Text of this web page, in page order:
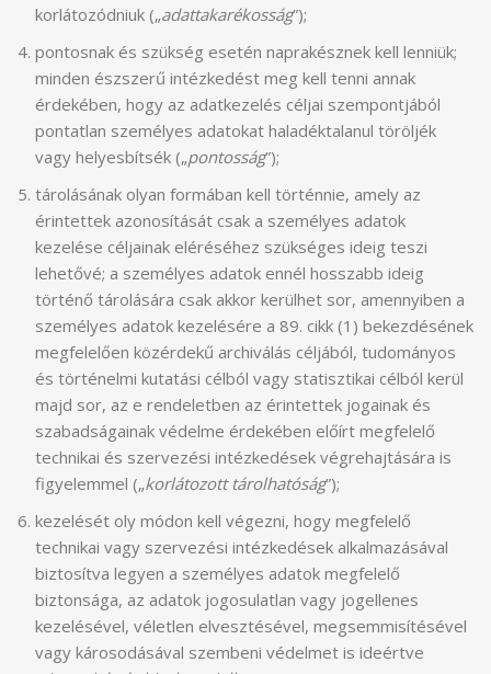
korlátozódniuk („adattakarékosság”);
pontosnak és szükség esetén naprakésznek kell lenniük;
minden észszerű intézkedést meg kell tenni annak
érdekében, hogy az adatkezelés céljai szempontjából
pontatlan személyes adatokat haladéktalanul töröljék
vagy helyesbítsék („pontosság”);
tárolásának olyan formában kell történnie, amely az
érintettek azonosítását csak a személyes adatok
kezelése céljainak eléréséhez szükséges ideig teszi
lehetővé; a személyes adatok ennél hosszabb ideig
történő tárolására csak akkor kerülhet sor, amennyiben a
személyes adatok kezelésére a 89. cikk (1) bekezdésének
megfelelően közérdekű archiválás céljából, tudományos
és történelmi kutatási célból vagy statisztikai célból kerül
majd sor, az e rendeletben az érintettek jogainak és
szabadságainak védelme érdekében előírt megfelelő
technikai és szervezési intézkedések végrehajtására is
figyelemmel („korlátozott tárolhatóság”);
kezelését oly módon kell végezni, hogy megfelelő
technikai vagy szervezési intézkedések alkalmazásával
biztosítva legyen a személyes adatok megfelelő
biztonsága, az adatok jogosulatlan vagy jogellenes
kezelésével, véletlen elvesztésével, megsemmisítésével
vagy károsodásával szembeni védelmet is ideértve